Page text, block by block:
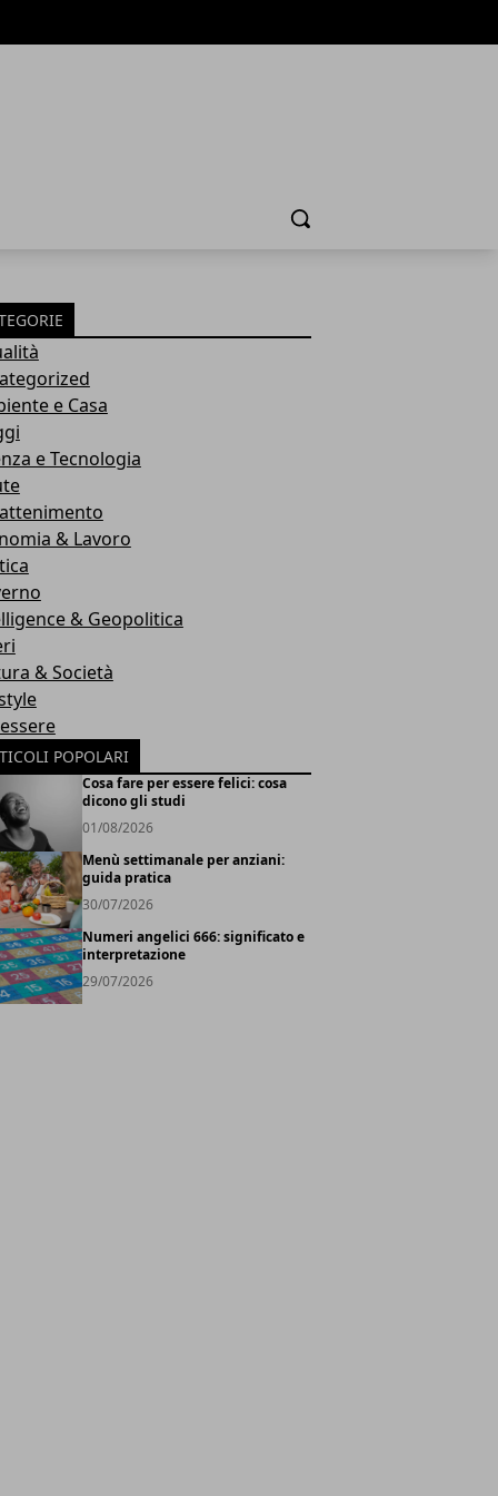
Cerca
e Casa
e Tecnologia
& Lavoro
& Geopolitica
& Società
POPOLARI
Cosa fare per essere felici: cosa
dicono gli studi
01/08/2026
Menù settimanale per anziani:
guida pratica
30/07/2026
Numeri angelici 666: significato e
interpretazione
29/07/2026